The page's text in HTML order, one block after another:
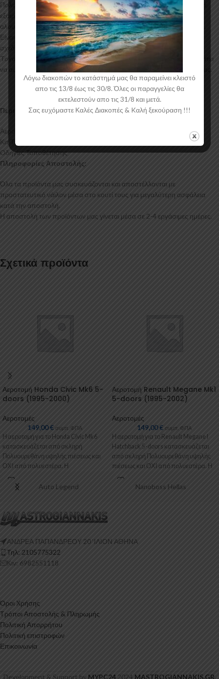
Πολυουρεθάνη είναι ένα πιο ανθεκτικό και ακριβό υλικό με εύκολη και
εξαιρετική εφαρμογή. Όλες οι αεροτομές παράγονται σε καλούπια
αλουμινίου για αυξημένη ποιότητα και αντοχή στη μαζική παραγωγή.
Είναι ελεγμένα για ανθεκτικότητα σε υψηλές θερμοκρασίες και έχουν
σχεδιαστεί με την καλύτερη λεπτομέρεια. Η αεροτομή οροφής για το
Toyota Rav4 XA20 έρχεται στο χρώμα του υλικού. Το προϊόν θα πρέπει
να ασταρωθεί και στη συνέχεια να βαφτεί στο χρώμα της επιλογής σας.
Περιεχόμενα Συσκευασίας:
Αεροτομή Οροφής Toyota Rav4 XA20
Κιτ Τοποθέτησης
Οδηγίες Τοποθέτησης
Πληροφορίες Αποστολής:
Όλα τα προϊόντα μας συσκευάζονται και αποστέλλονται με
προστατευτικό νάιλον μέσα στο κουτί τους για μεγαλύτερη ασφάλεια
κατά την αποστολή.
Η αποστολή των προϊόντων μας γίνεται μέσα σε 2-4 εργάσιμες ημέρες.
Σχετικά προϊόντα
Αεροτομή Honda Civic Mk6 5-
doors (1995-2000)
Αεροτομές
149,00€ συμπ. ΦΠΑ
Η αεροτομή για το Honda Civic Mk6
κατασκευάζεται από σκληρή
Πολυουρεθάνη υψηλής πιέσεως και
ΟΧΙ από πολυεστέρα. Η
Πολυουρεθάνη είναι
Αεροτομή Renault Megane Mk1
5-doors (1995-2002)
Αεροτομές
149,00€ συμπ. ΦΠΑ
Η αεροτομή για το Renault Megane I
Hatchback 5-doors κατασκευάζεται
από σκληρή Πολυουρεθάνη υψηλής
πιέσεως και ΟΧΙ από πολυεστέρα. Η
Auto Legend Nanoboss Hellas
ΑΝΔΡΕΑ ΠΑΠΑΝΔΡΕΟΥ 20 ‘ΙΛΙΟΝ ΑΘΗΝΑ
Τηλ: 2105775322
Κιν: 6982551118
Όροι Χρήσης
Τρόποι Αποστολής & Πληρωμής
Πολιτική Απορρήτου
Πολιτική επιστροφών
Επικοινωνία
Development & Support by MYPC242024 MASTROGIANNAKIS.GR.
Λόγω διακοπών το κατάστημά μας θα παραμείνει κλειστό
απο τις 13/8 έως τις 30/8. Όλες οι παραγγελίες θα
εκτελεστούν απο τις 31/8 και μετά.
Σας ευχόμαστε Καλές Διακοπές & Kαλή ξεκούραση !!!